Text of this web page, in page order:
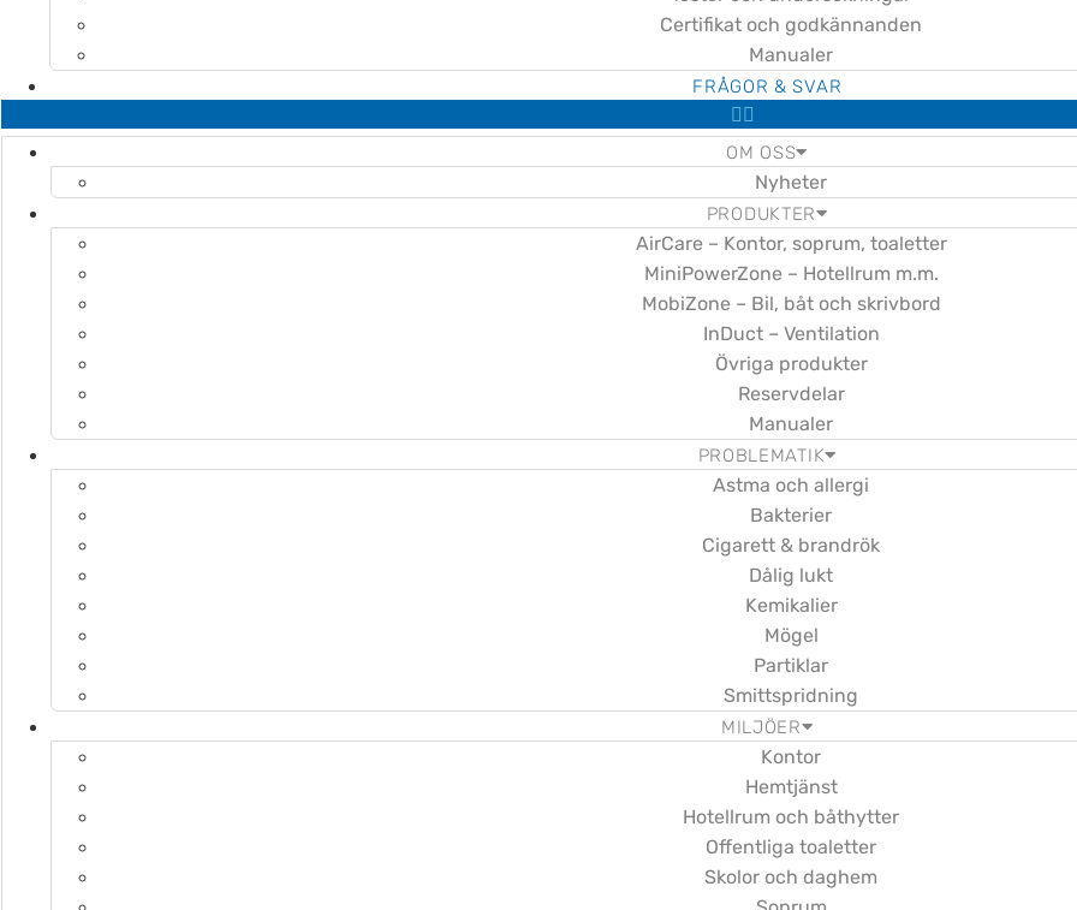
Certifikat och godkännanden
Manualer
FRÅGOR & SVAR
OM OSS
Nyheter
PRODUKTER
AirCare – Kontor, soprum, toaletter
MiniPowerZone – Hotellrum m.m.
MobiZone – Bil, båt och skrivbord
InDuct – Ventilation
Övriga produkter
Reservdelar
Manualer
PROBLEMATIK
Astma och allergi
Bakterier
Cigarett & brandrök
Dålig lukt
Kemikalier
Mögel
Partiklar
Smittspridning
MILJÖER
Kontor
Hemtjänst
Hotellrum och båthytter
Offentliga toaletter
Skolor och daghem